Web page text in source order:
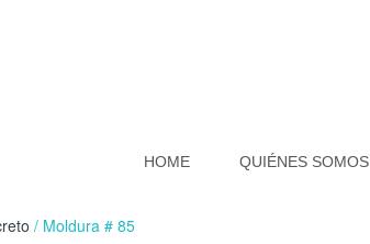
HOME QUIÉNES SOMOS
/ Moldura # 85